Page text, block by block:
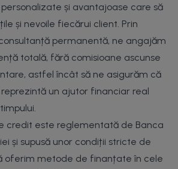
și avantajoase care să
și nevoile fiecărui client. Prin
permanentă, ne angajăm
totală, fără comisioane ascunse
astfel încât să ne asigurăm că
un ajutor financiar real
credit este reglementată de Banca
și supusă unor condiții stricte de
oferim metode de finanțate în cele